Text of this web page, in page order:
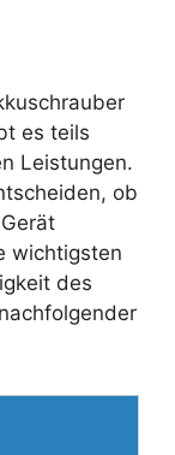
es teils
Leistungen.
ob
wichtigsten
des